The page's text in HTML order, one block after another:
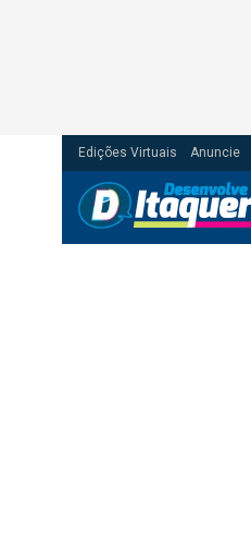
Edições Virtuais Anuncie